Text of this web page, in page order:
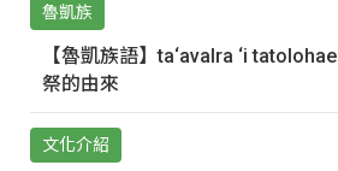
魯凱族
【魯凱族語】ta‘avalra ‘i
祭的由來
文化介紹